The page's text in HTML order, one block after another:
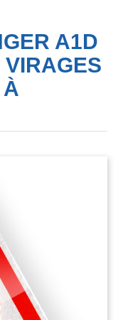
A1D